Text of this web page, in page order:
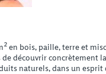
en bois, paille, terre et
découvrir concrètement
naturels, dans un esprit